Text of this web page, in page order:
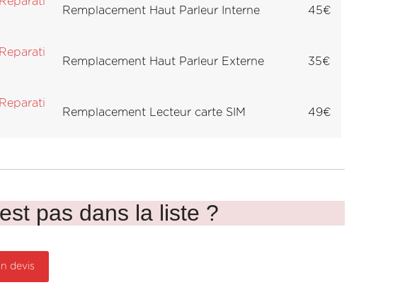
Remplacement Haut Parleur Interne 45€
Remplacement Haut Parleur Externe 35€
Remplacement Lecteur carte SIM 49€
pas dans la liste ?
devis